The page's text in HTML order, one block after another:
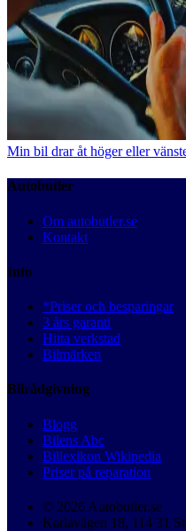
Min bil drar åt höger eller
Autobutler
Om autobutler.se
Kontakt
Info
*Priser och besparingar
3 års garanti
Hitta verkstad
Bilmärken
Bilrådgivning
Blogg
Bilens Abc
Billexikon Wikipedia
Priser på reparation
© 2026 Autobutler.se
Karlavägen 18, 114 31